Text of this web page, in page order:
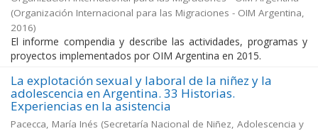
(Organización Internacional para las Migraciones - OIM Argentina,
2016)
El informe compendia y describe las actividades, programas y
proyectos implementados por OIM Argentina en 2015.
La explotación sexual y laboral de la niñez y la
adolescencia en Argentina. 33 Historias.
Experiencias en la asistencia
Pacecca, María Inés (Secretaría Nacional de Niñez, Adolescencia y